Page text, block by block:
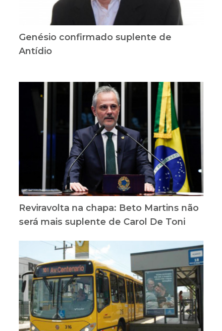
Genésio confirmado suplente de
Antídio
Reviravolta na chapa: Beto Martins não
será mais suplente de Carol De Toni